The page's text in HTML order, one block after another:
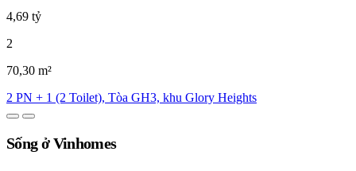
4,69 tỷ
2
70,30 m²
2 PN + 1 (2 Toilet), Tòa GH3, khu Glory Heights
Sống ở Vinhomes